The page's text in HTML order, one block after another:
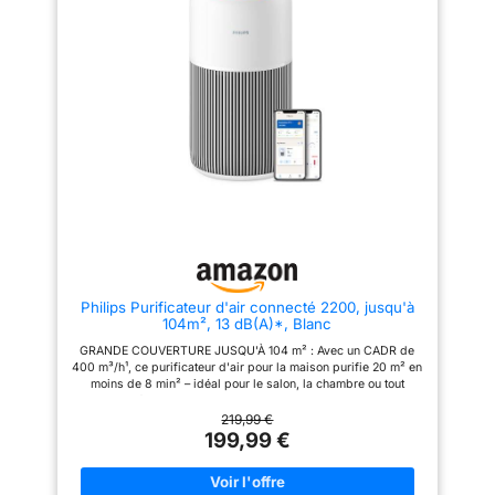
assurant l'effet de purification,
Core Mini économise également
en mode veille) , vous aidant à
minimiser la consommation
sommeil et à détendre votre
adieu aux allergènes et aux
odeurs, laissez le parfum
𝑭𝒂𝒄𝒊𝒍𝒆 à 𝑼𝒕𝒊𝒍𝒊𝒔𝒆𝒓: Vous pouvez
facilement changer les vitesses
du ventilateur, allumer et
écran; et il y a un indicateur de
éviter d'oublier de changer le
sols 𝑪𝒐𝒏𝒕𝒓ô𝒍𝒆𝒛 𝑽𝒐𝒕𝒓𝒆 𝑨𝒑𝒑𝒂𝒓𝒆𝒊𝒍 à
demandez à Alexa et à Google
Assistant pour vérifier l'indice
de qualité de l'air
intérieur/extérieur, les incendies
de forêt, et la durée de vie du
AirSight Plus Technology, qui
temps réel et fournit des
informations via quatre halos
la vitesse du vent la plus
appropriée peut être adaptée en
fonction de la qualité de l'air. Un
qualité de vie; Remarque : Nous
qualité de l'air pour les PM2,5;
Philips Purificateur d'air connecté 2200, jusqu'à
104m², 13 dB(A)*, Blanc
GRANDE COUVERTURE JUSQU'À 104 m² : Avec un CADR de
400 m³/h¹, ce purificateur d'air pour la maison purifie 20 m² en
moins de 8 min² – idéal pour le salon, la chambre ou tout
POUR UN FAIBLE NIVEAU SONORE : Grâce à la technologie
SilentWings, il fonctionne à seulement 13 dB(A)³, parfait
comme purificateur d'air pour chambre à coucher. FILTRATION
HEPA À 3 COUCHES : Capture 99,97 % des particules jusqu'à
0,003 microns⁴. Ce purificateur d'air avec filtre HEPA agit
219,99 €
199,99 €